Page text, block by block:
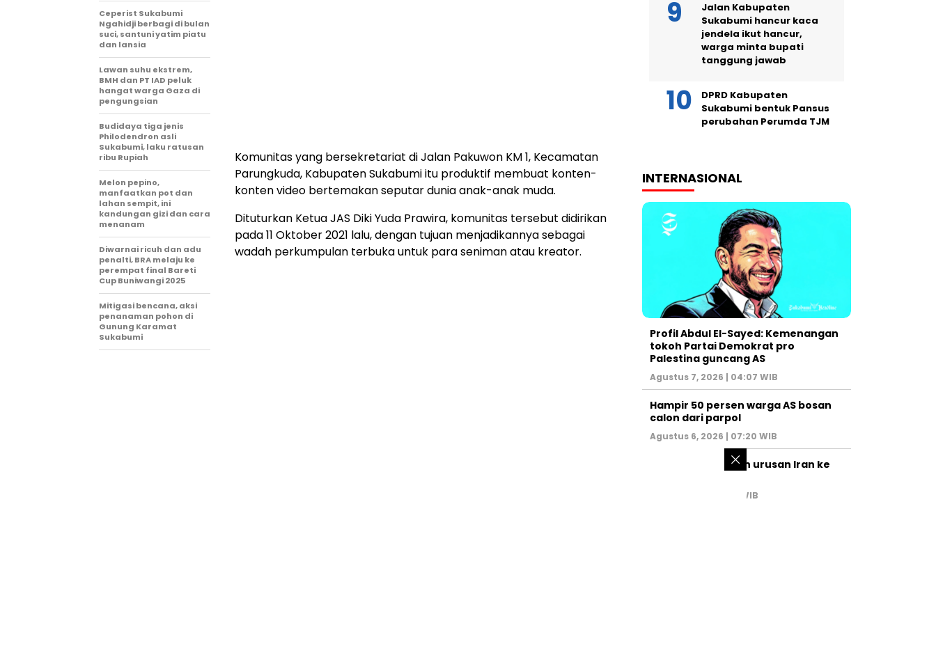
Komunitas yang bersekretariat di Jalan Pakuwon KM 1, Kecamatan
Parungkuda, Kabupaten Sukabumi itu produktif membuat konten-
konten video bertemakan seputar dunia anak-anak muda.
Dituturkan Ketua JAS Diki Yuda Prawira, komunitas tersebut didirikan
pada 11 Oktober 2021 lalu, dengan tujuan menjadikannya sebagai
wadah perkumpulan terbuka untuk para seniman atau kreator.
Ceperist Sukabumi
Ngahidji berbagi di bulan
suci, santuni yatim piatu
dan lansia
Lawan suhu ekstrem,
BMH dan PT IAD peluk
hangat warga Gaza di
pengungsian
Budidaya tiga jenis
Philodendron asli
Sukabumi, laku ratusan
ribu Rupiah
Melon pepino,
manfaatkan pot dan
lahan sempit, ini
kandungan gizi dan cara
menanam
Diwarnai ricuh dan adu
penalti, BRA melaju ke
perempat final Bareti
Cup Buniwangi 2025
Mitigasi bencana, aksi
penanaman pohon di
Gunung Karamat
Sukabumi
Jalan Kabupaten
Sukabumi hancur kaca
jendela ikut hancur,
warga minta bupati
tanggung jawab
DPRD Kabupaten
Sukabumi bentuk Pansus
perubahan Perumda TJM
INTERNASIONAL
Profil Abdul El-Sayed: Kemenangan
tokoh Partai Demokrat pro
Palestina guncang AS
Agustus 7, 2026 | 04:07 WIB
Hampir 50 persen warga AS bosan
calon dari parpol
Agustus 6, 2026 | 07:20 WIB
PM Israel serahkan urusan Iran ke
Juli 31, 2026 | 02:47 WIB